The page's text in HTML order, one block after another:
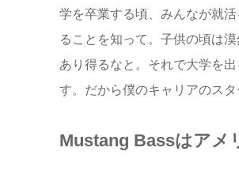
学を卒業する頃、みんなが就
ることを知って。子供の頃は
あり得るなと。それで大学を
す。だから僕のキャリアのスタ
Mustang Bassはアメ